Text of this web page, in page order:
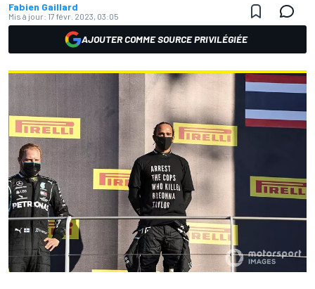
Fabien Gaillard
Mis à jour: 17 févr. 2023, 03:05
AJOUTER COMME SOURCE PRIVILÉGIÉE